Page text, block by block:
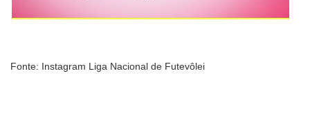
Fonte: Instagram Liga Nacional de Futevôlei